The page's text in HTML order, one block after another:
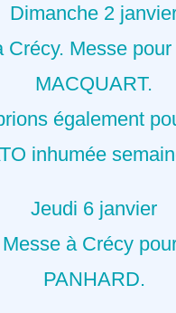
Dimanche 2
Crécy. Messe
MACQUART.
également
inhumée
Jeudi 6 janvier
à Crécy
PANHARD.